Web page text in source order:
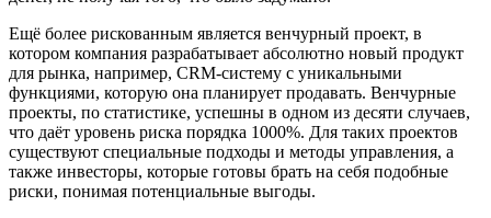
Ещё более рискованным является венчурный проект, в
котором компания разрабатывает абсолютно новый продукт
для рынка, например, CRM-систему с уникальными
функциями, которую она планирует продавать. Венчурные
проекты, по статистике, успешны в одном из десяти случаев,
что даёт уровень риска порядка 1000%. Для таких проектов
существуют специальные подходы и методы управления, а
также инвесторы, которые готовы брать на себя подобные
риски, понимая потенциальные выгоды.